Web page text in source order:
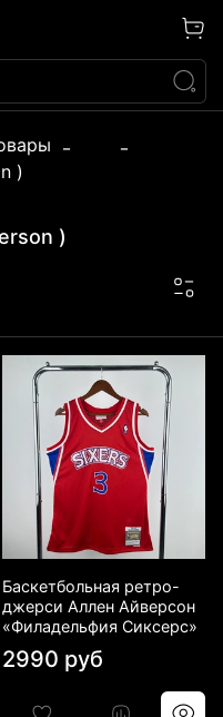
)
)
Баскетбольная ретро-
джерси Аллен Айверсон
«Филадельфия Сиксерс»
2990 руб